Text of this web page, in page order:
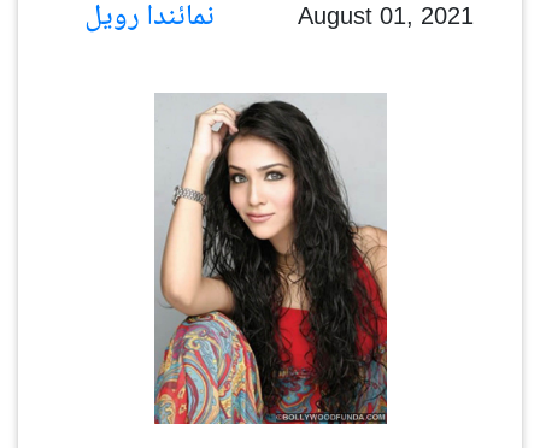
August 01, 2021